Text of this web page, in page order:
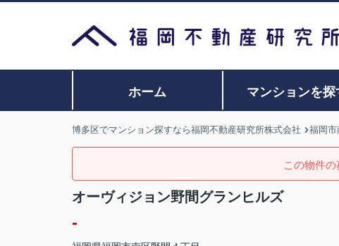
ホーム マンションを探
博多区でマンション探すなら福岡不動産研究所株式会社 福岡市
この物件の
オーヴィジョン野間グランヒルズ
-